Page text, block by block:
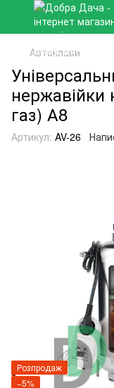
Автоклави
нержавійки
газ) А8
Артикул: AV-26
Розпродаж
−5%